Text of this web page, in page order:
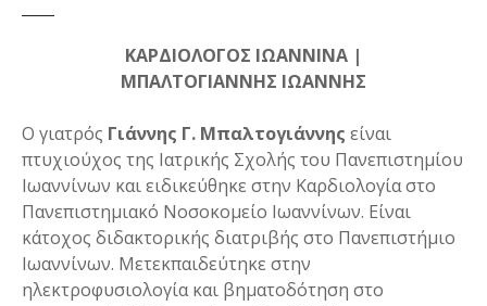
ΚΑΡΔΙΟΛΟΓΟΣ ΙΩΑΝΝΙΝΑ |
ΜΠΑΛΤΟΓΙΑΝΝΗΣ ΙΩΑΝΝΗΣ
Ο γιατρός Γιάννης Γ. Μπαλτογιάννης είναι
πτυχιούχος της Ιατρικής Σχολής του Πανεπιστημίου
Ιωαννίνων και ειδικεύθηκε στην Καρδιολογία στο
Πανεπιστημιακό Νοσοκομείο Ιωαννίνων. Είναι
κάτοχος διδακτορικής διατριβής στο Πανεπιστήμιο
Ιωαννίνων. Μετεκπαιδεύτηκε στην
ηλεκτροφυσιολογία και βηματοδότηση στο